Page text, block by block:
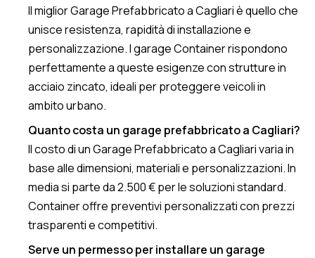
Il miglior Garage Prefabbricato a Cagliari è quello che
unisce resistenza, rapidità di installazione e
personalizzazione. I garage Container rispondono
perfettamente a queste esigenze con strutture in
acciaio zincato, ideali per proteggere veicoli in
ambito urbano.
Quanto costa un garage prefabbricato a Cagliari?
Il costo di un Garage Prefabbricato a Cagliari varia in
base alle dimensioni, materiali e personalizzazioni. In
media si parte da 2.500 € per le soluzioni standard.
Container offre preventivi personalizzati con prezzi
trasparenti e competitivi.
Serve un permesso per installare un garage